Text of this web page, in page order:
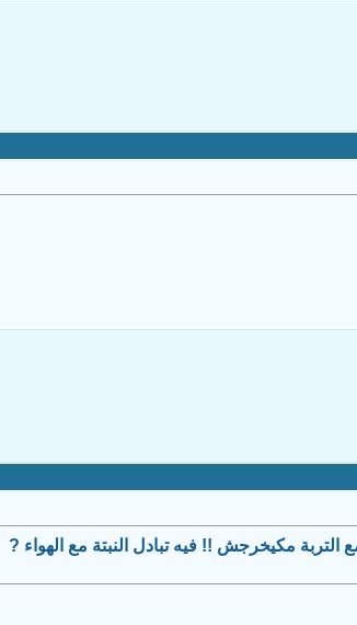
التربة مكيخرجش !! فيه تبادل النبتة مع الهواء ?